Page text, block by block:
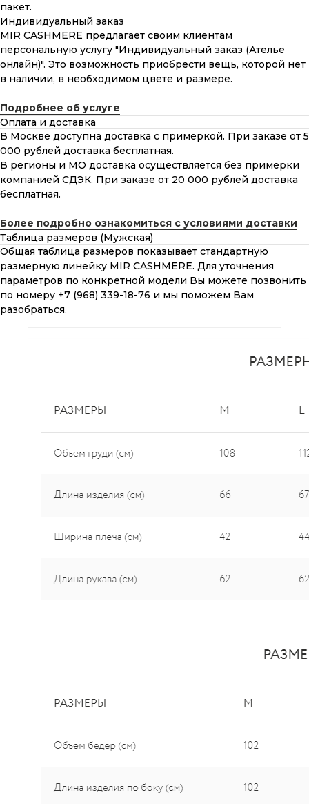
пакет.
Индивидуальный заказ
MIR CASHMERE предлагает своим клиентам
персональную услугу "Индивидуальный заказ (Ателье
онлайн)". Это возможность приобрести вещь, которой нет
в наличии, в необходимом цвете и размере.
Подробнее об услуге
Оплата и доставка
В Москве доступна доставка с примеркой. При заказе от 5
000 рублей доставка бесплатная.
В регионы и МО доставка осуществляется без примерки
компанией СДЭК. При заказе от 20 000 рублей доставка
бесплатная.
Более подробно ознакомиться с условиями доставки
Таблица размеров (Мужская)
Общая таблица размеров показывает стандартную
размерную линейку MIR CASHMERE. Для уточнения
параметров по конкретной модели Вы можете позвонить
по номеру +7 (968) 339-18-76 и мы поможем Вам
разобраться.